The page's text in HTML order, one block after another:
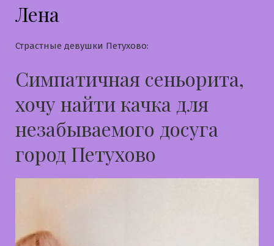
Лена
Страстные девушки Петухово:
Симпатичная сеньорита,
хочу найти качка для
незабываемого досуга
город Петухово